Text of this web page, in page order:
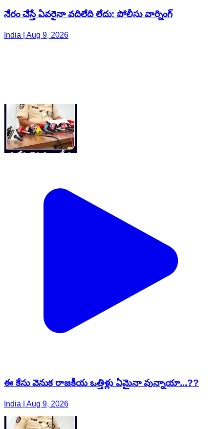
నేరం చేస్తే ఏవరైనా వదిలేది లేదు: పోలీసు వార్నింగ్
India | Aug 9, 2026
ఈ కేసు వెనుక రాజకీయ ఒత్తిళ్లు ఏమైనా వున్నాయా...??